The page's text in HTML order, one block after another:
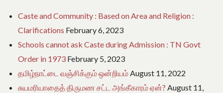
Caste and Community : Based on Area and Religion :
Clarifications February 6, 2023
Schools cannot ask Caste during Admission : TN Govt
Order in 1973 February 5, 2023
தமிழ்நாட்டை வஞ்சிக்கும் ஒன்றியம்August 11, 2022
சுயமரியாதைத் திருமண சட்ட அங்கீகாரம் ஏன்? August 11,